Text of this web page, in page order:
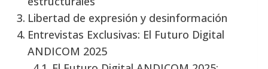
Libertad de expresión y desinformación
Entrevistas Exclusivas: El Futuro Digital
ANDICOM 2025